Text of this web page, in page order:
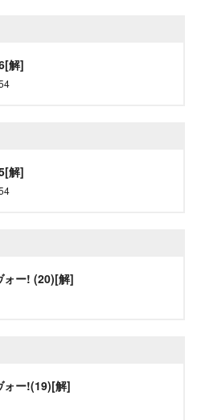
解]
解]
ォー! (20)[解]
ォー!(19)[解]